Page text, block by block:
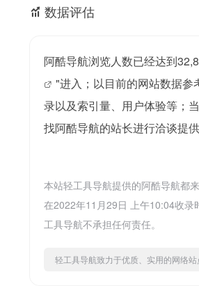
数据评估
阿酷导航浏览人数已经达到
"进入；以目前的网站数据
录以及索引量、用户体验等；
找阿酷导航的站长进行洽谈提
本站轻工具导航提供的阿酷导航都
在2022年11月29日 上午10:04收录
工具导航不承担任何责任。
轻工具导航致力于优质、实用的网络站